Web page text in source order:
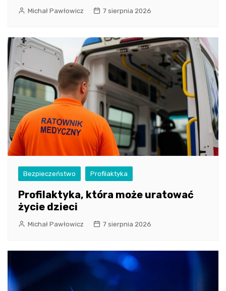
Michał Pawłowicz 7 sierpnia 2026
Bezpieczeństwo Profilaktyka
Profilaktyka, która może uratować
życie dzieci
Michał Pawłowicz 7 sierpnia 2026